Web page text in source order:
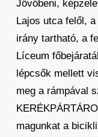
Jövőbeni,
Lajos utca felől,
irány tartható, a
Líceum
lépcsők mellett
meg a rámpával
magunkat a